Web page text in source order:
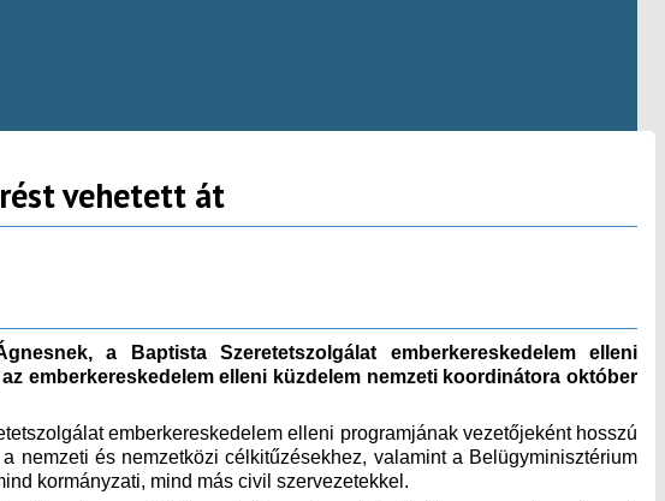
vehetett át
a Baptista Szeretetszolgálat emberkereskedelem elleni
emberkereskedelem elleni küzdelem nemzeti koordinátora október
emberkereskedelem elleni programjának vezetőjeként hosszú
nemzeti és nemzetközi célkitűzésekhez, valamint a Belügyminisztérium
kormányzati, mind más civil szervezetekkel.